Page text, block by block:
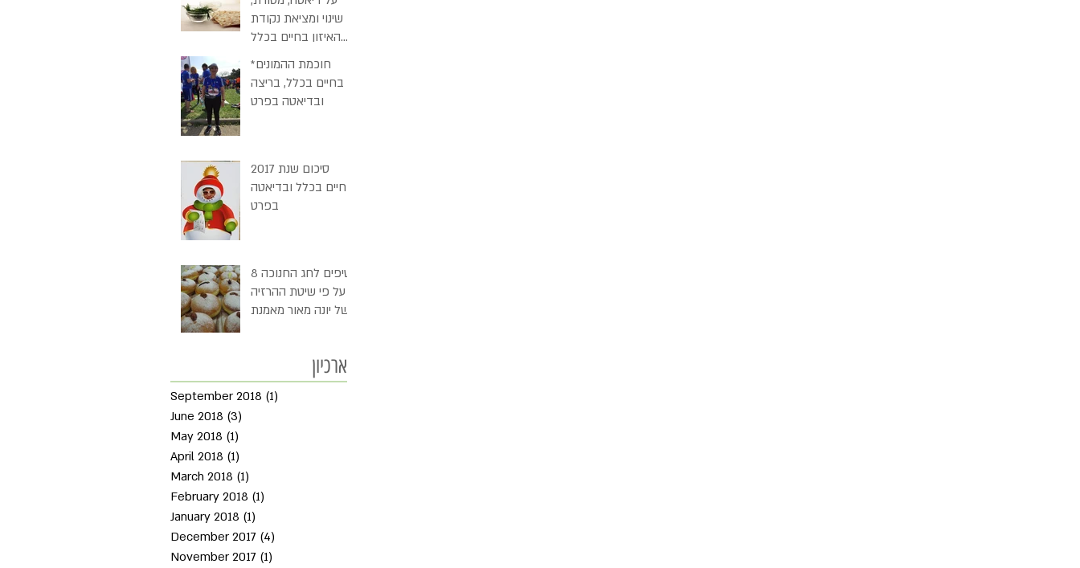
שינוי ומציאת נקודת
האיזון בחיים בכלל
חוכמת ההמונים*
בחיים בכלל, בריצה
ובדיאטה בפרט
סיכום שנת 2017
בחיים בכלל ובדיאטה
בפרט
8 טיפים לחג החנוכה
- על פי שיטת ההרזיה
של יונה מאור מאמנת
ארכיון
September 2018 (1)
June 2018 (3)
May 2018 (1)
April 2018 (1)
March 2018 (1)
February 2018 (1)
January 2018 (1)
December 2017 (4)
November 2017 (1)